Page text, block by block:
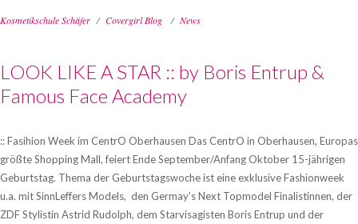
Kosmetikschule Schäfer Covergirl Blog News
LOOK LIKE A STAR :: by Boris Entrup &
Famous Face Academy
:: Fasihion Week im CentrO Oberhausen Das CentrO in Oberhausen, Europas
größte Shopping Mall, feiert Ende September/Anfang Oktober 15-jährigen
Geburtstag. Thema der Geburtstagswoche ist eine exklusive Fashionweek
u.a. mit SinnLeffers Models, den Germay’s Next Topmodel Finalistinnen, der
ZDF Stylistin Astrid Rudolph, dem Starvisagisten Boris Entrup und der
Barbara
Kooperationen
Events
News
Blog